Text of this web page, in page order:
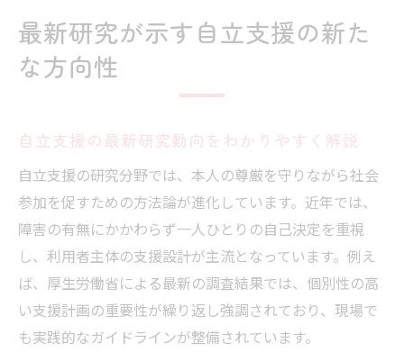
自立支援の三原則を現場で活かす視点
自立支援における三原則の具体的運用法
三原則を支える現場の工夫と実践課題
自立支援と利用者本人との関わり方
三原則説明を利用者や家族に伝えるコツ
自立支援の三原則と4つのポイント整理
上限2500円の運用と実務ポイントを整理
自立支援の上限2500円運用基準の要点
負担上限の最新ルールと運用現場の実情
自立支援の2500円上限判定方法を解説
年収や区分による負担額の考え方まとめ
最新研究が示す自立支援の新た
な方向性
自立支援の最新研究動向をわかりやすく解説
自立支援の研究分野では、本人の尊厳を守りながら社会
参加を促すための方法論が進化しています。近年では、
障害の有無にかかわらず一人ひとりの自己決定を重視
し、利用者主体の支援設計が主流となっています。例え
ば、厚生労働省による最新の調査結果では、個別性の高
い支援計画の重要性が繰り返し強調されており、現場で
も実践的なガイドラインが整備されています。